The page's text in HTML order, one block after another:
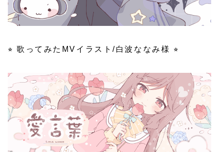
⭐︎ 歌ってみたMVイラスト/白波ななみ様 ⭐︎